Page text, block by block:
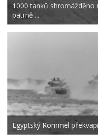
1000 tanků shromážděno
patrně ...
Egyptský Rommel